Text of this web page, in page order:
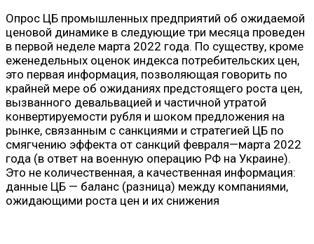
Опрос ЦБ промышленных предприятий об ожидаемой
ценовой динамике в следующие три месяца проведен
в первой неделе марта 2022 года. По существу, кроме
еженедельных оценок индекса потребительских цен,
это первая информация, позволяющая говорить по
крайней мере об ожиданиях предстоящего роста цен,
вызванного девальвацией и частичной утратой
конвертируемости рубля и шоком предложения на
рынке, связанным с санкциями и стратегией ЦБ по
смягчению эффекта от санкций февраля—марта 2022
года (в ответ на военную операцию РФ на Украине).
Это не количественная, а качественная информация:
данные ЦБ — баланс (разница) между компаниями,
ожидающими роста цен и их снижения